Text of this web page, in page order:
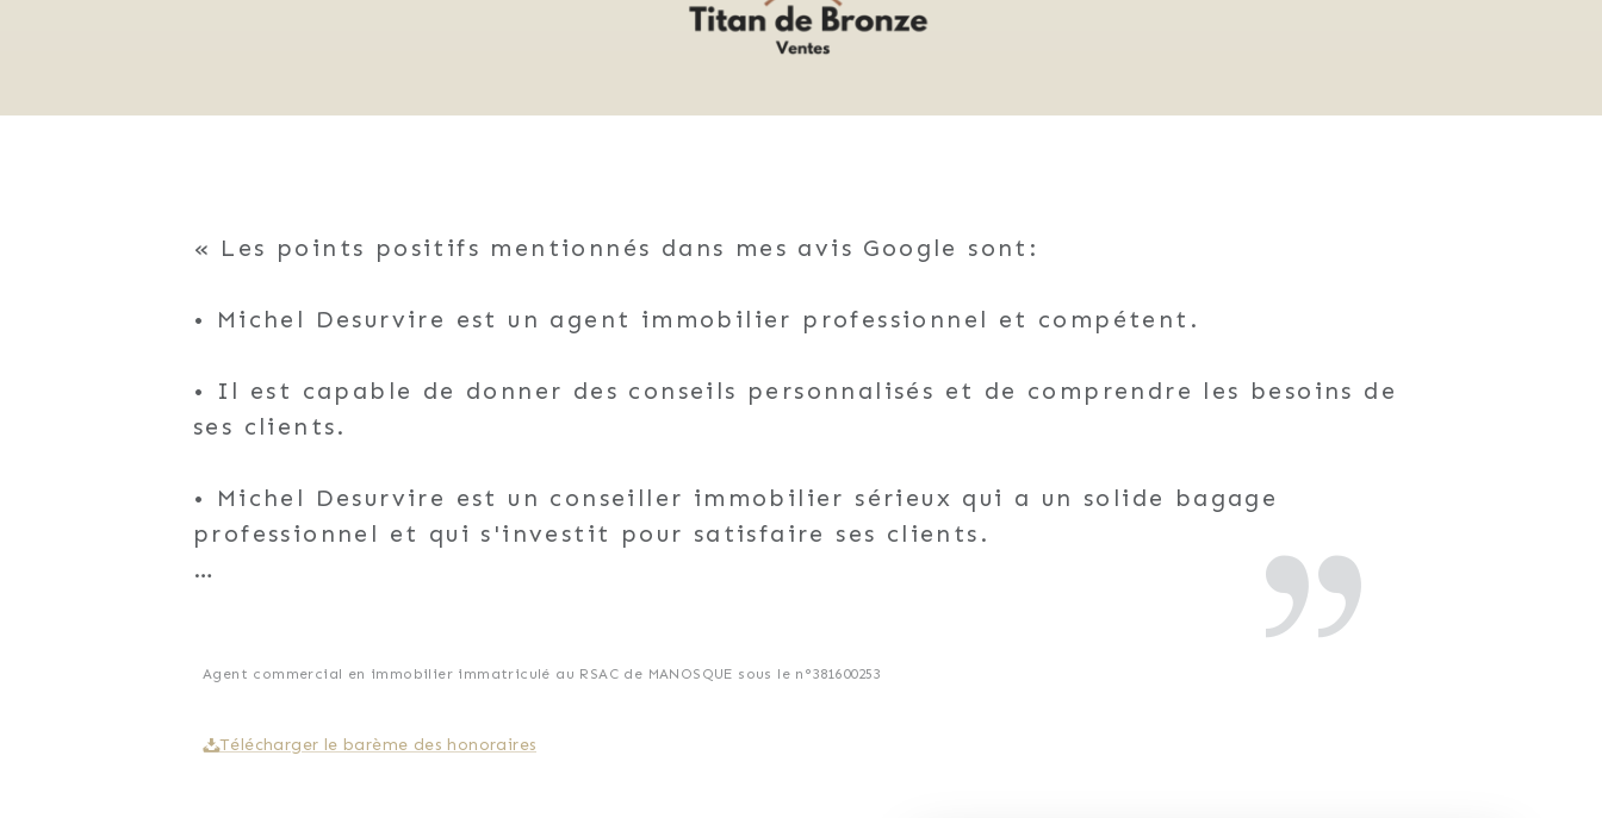
Les points positifs mentionnés dans mes avis Google sont:
• Michel Desurvire est un agent immobilier professionnel et compétent.
• Il est capable de donner des conseils personnalisés et de comprendre les besoins de
ses clients.
• Michel Desurvire est un conseiller immobilier sérieux qui a un solide bagage
professionnel et qui s'investit pour satisfaire ses clients.
• Il a une connaissance approfondie des biens qu'il commercialise.
• Il a une approche atypique et intéressante des actions à mener pour aboutir à une
Agent commercial en immobilier immatriculé au RSAC de MANOSQUE sous le n°381600253
Télécharger le barème des honoraires